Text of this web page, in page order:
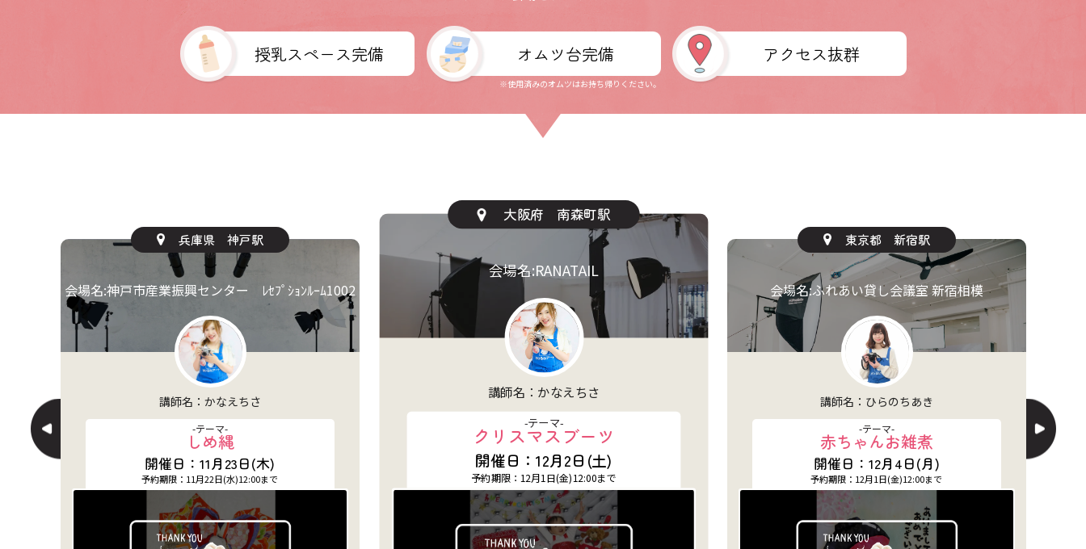
授乳スペース完備 オムツ台完備
※使用済みのオムツはお持ち帰りください。
アクセス抜群
大阪府 南森町駅
会場名:RANATAIL
講師名：かなえちさ
-テーマ-
クリスマスブーツ
開催日：12月2日(土)
予約期限：12月1日(金)12:00まで
東京都 新宿駅
会場名:ふれあい貸し会議室 新宿相模
講師名：ひらのちあき
-テーマ-
赤ちゃんお雑煮
開催日：12月4日(月)
予約期限：12月1日(金)12:00まで
宮城県 長町駅
会場名:あすと長町 貸し会議室（会議室2）
講師名：アート：穂苅真織(当日担当：ほんだひろみ)
-テーマ-
年賀状おせち
開催日：12月9日(土)
予約期限：12月8日(金)12:00まで